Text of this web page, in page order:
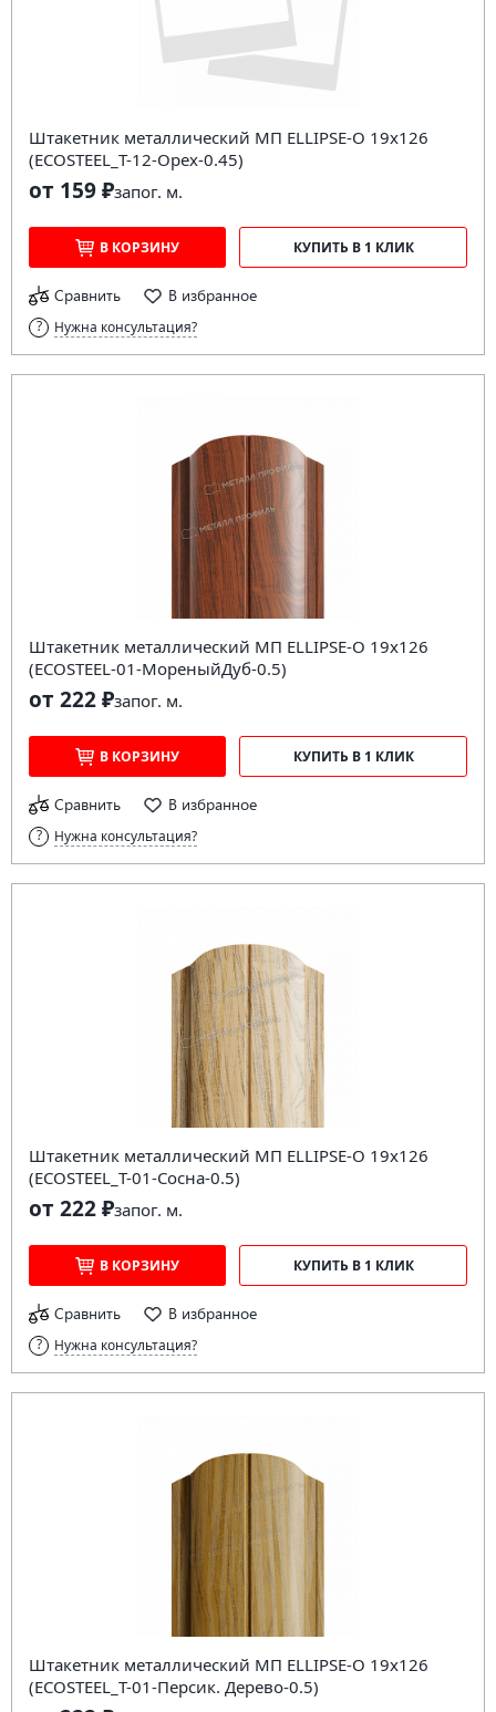
Штакетник металлический МП ELLIPSE-O 19х126
(ECOSTEEL_T-12-Орех-0.45)
от 159 ₽запог. м.
В КОРЗИНУ КУПИТЬ В 1 КЛИК
Сравнить В избранное
Нужна консультация?
Штакетник металлический МП ELLIPSE-O 19х126
(ECOSTEEL-01-МореныйДуб-0.5)
от 222 ₽запог. м.
В КОРЗИНУ КУПИТЬ В 1 КЛИК
Сравнить В избранное
Нужна консультация?
Штакетник металлический МП ELLIPSE-O 19х126
(ECOSTEEL_T-01-Сосна-0.5)
от 222 ₽запог. м.
В КОРЗИНУ КУПИТЬ В 1 КЛИК
Сравнить В избранное
Нужна консультация?
Штакетник металлический МП ELLIPSE-O 19х126
(ECOSTEEL_T-01-Персик. Дерево-0.5)